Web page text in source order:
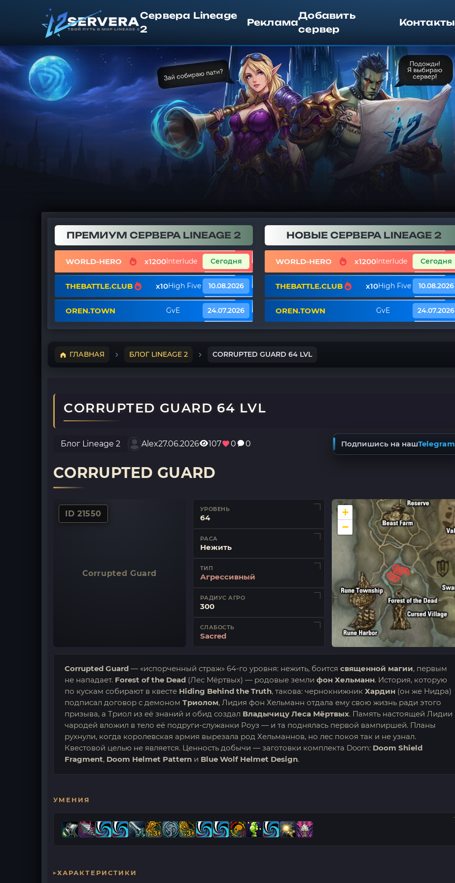
Сервера Lineage
2
Реклама
Добавить
сервер
Контакты
ПРЕМИУМ СЕРВЕРА LINEAGE 2
WORLD-HERO x1200Interlude Сегодня
THEBATTLE.CLUB x10High Five 10.08.2026
OREN.TOWN GvE 24.07.2026
НОВЫЕ СЕРВЕРА LINEAGE 2
WORLD-HERO x1200Interlude Сегодня
THEBATTLE.CLUB x10High Five 10.08.2026
OREN.TOWN GvE 24.07.2026
ГЛАВНАЯ БЛОГ LINEAGE 2 CORRUPTED GUARD 64 LVL
CORRUPTED GUARD 64 LVL
Блог Lineage 2 Alex27.06.2026 107 0 0 Подпишись на нашTelegram
CORRUPTED GUARD
ID 21550
Corrupted Guard
УРОВЕНЬ
64
РАСА
Нежить
ТИП
Агрессивный
РАДИУС АГРО
300
СЛАБОСТЬ
Sacred
+
−
Corrupted Guard — «испорченный страж» 64-го уровня: нежить, боится священной магии, первым
не нападает. Forest of the Dead (Лес Мёртвых) — родовые земли фон Хельманн. История, которую
по кускам собирают в квесте Hiding Behind the Truth, такова: чернокнижник Хардин (он же Нидра)
подписал договор с демоном Триолом, Лидия фон Хельманн отдала ему свою жизнь ради этого
призыва, а Триол из её знаний и обид создал Владычицу Леса Мёртвых. Память настоящей Лидии
чародей вложил в тело её подруги-служанки Роуз — и та поднялась первой вампиршей. Планы
рухнули, когда королевская армия вырезала род Хельманнов, но лес покоя так и не узнал.
Квестовой целью не является. Ценность добычи — заготовки комплекта Doom: Doom Shield
Fragment, Doom Helmet Pattern и Blue Wolf Helmet Design.
УМЕНИЯ
ХАРАКТЕРИСТИКИ